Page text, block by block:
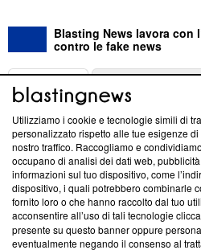
Blasting News lavora con
contro le fake news
ABOUT
Questa sezione offre informazioni
News, sui nostri processi editoriali
creare news di qualità. Inoltre,
‘Trust Project - News with Integrity’
ancora membro del programma,
parte; Trust Project non ha ancora
conformità agli standard.
Utilizziamo i cookie e tecnologie simili di
personalizzato rispetto alle tue esigenze
nostro traffico. Raccogliamo e
occupano di analisi dei dati web,
informazioni sul tuo dispositivo, come
dispositivo, i quali potrebbero combinarle
fornito loro o che hanno raccolto dal tuo
acconsentire all’uso di tali tecnologie
presente su questo banner oppure
eventualmente negando il consenso al